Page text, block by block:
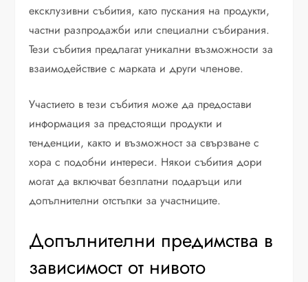
ексклузивни събития, като пускания на продукти,
частни разпродажби или специални събирания.
Тези събития предлагат уникални възможности за
взаимодействие с марката и други членове.
Участието в тези събития може да предостави
информация за предстоящи продукти и
тенденции, както и възможност за свързване с
хора с подобни интереси. Някои събития дори
могат да включват безплатни подаръци или
допълнителни отстъпки за участниците.
Допълнителни предимства в
зависимост от нивото